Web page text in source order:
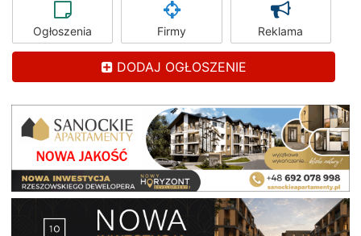
Ogłoszenia Firmy Reklama
DODAJ OGŁOSZENIE